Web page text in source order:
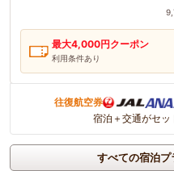
最大4,000円クーポン
利用条件あり
往復航空券
宿泊＋交通がセッ
すべての宿泊プ